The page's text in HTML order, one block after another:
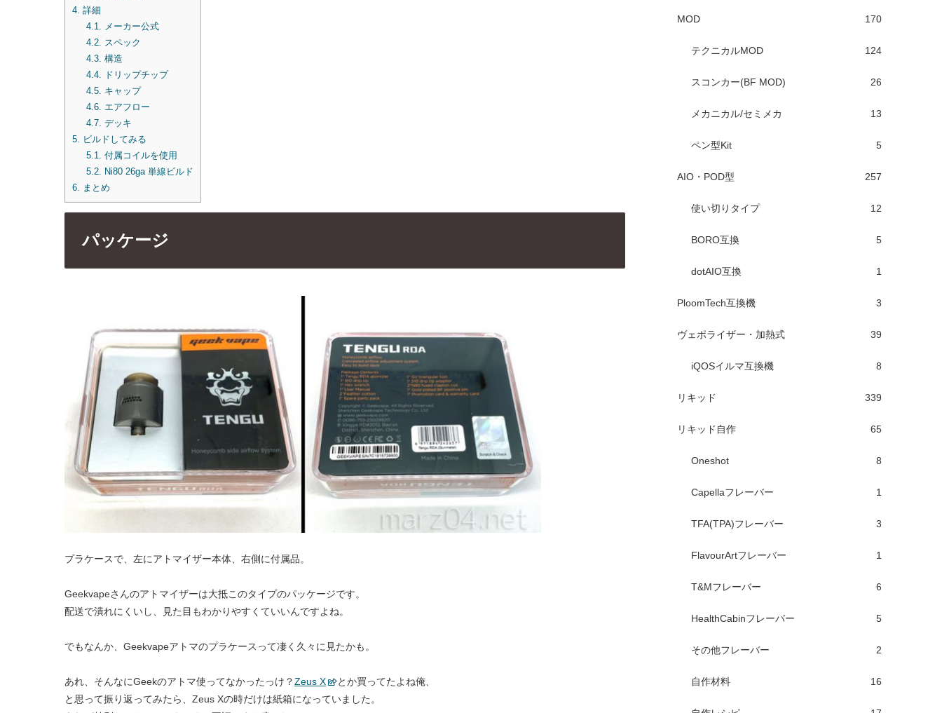
4. 詳細
4.1.
メーカー公式
4.2.
スペック
4.3. 構造
4.4.
ドリップチップ
4.5. キャップ
4.6. エアフロー
4.7. デッキ
5.
ビルドしてみる
5.1.
付属コイルを使用
5.2.
Ni80 26ga 単線ビルド
6.
まとめ
パッケージ
プラケースで、左にアトマイザー本体、右側に付属品。
Geekvapeさんのアトマイザーは大抵このタイプのパッケージです。
配送で潰れにくいし、見た目もわかりやすくていいんですよね。
でもなんか、Geekvapeアトマのプラケースって凄く久々に見たかも。
あれ、そんなにGeekのアトマ使ってなかったっけ？Zeus X
とか買ってたよね俺、
と思って振り返ってみたら、Zeus Xの時だけは紙箱になっていました。
MOD 170
テクニカルMOD 124
スコンカー(BF MOD) 26
メカニカル/セミメカ 13
ペン型Kit 5
AIO・POD型 257
使い切りタイプ 12
BORO互換 5
dotAIO互換 1
PloomTech互換機 3
ヴェポライザー・加熱式 39
iQOSイルマ互換機 8
リキッド 339
リキッド自作 65
Oneshot 8
Capellaフレーバー 1
TFA(TPA)フレーバー 3
FlavourArtフレーバー 1
T&Mフレーバー 6
HealthCabinフレーバー 5
その他フレーバー 2
自作材料 16